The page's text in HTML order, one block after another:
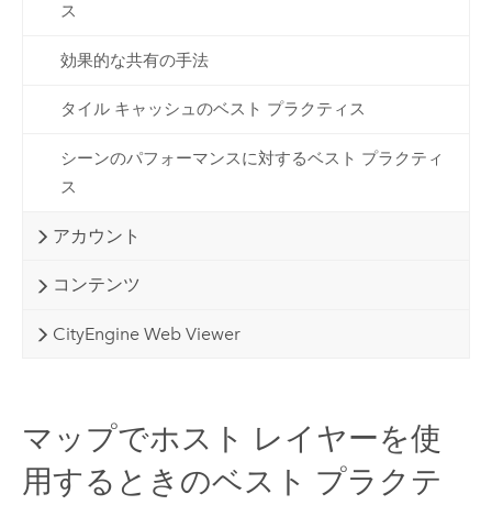
ス
効果的な共有の手法
タイル キャッシュのベスト プラクティス
シーンのパフォーマンスに対するベスト プラクティ
ス
アカウント
コンテンツ
CityEngine Web Viewer
マップでホスト レイヤーを使
用するときのベスト プラクテ